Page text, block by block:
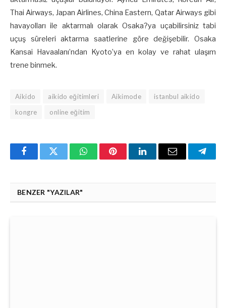
Thai Airways, Japan Airlines, China Eastern, Qatar Airways gibi
havayolları ile aktarmalı olarak Osaka?ya uçabilirsiniz tabi
uçuş süreleri aktarma saatlerine göre değişebilir. Osaka
Kansai Havaalanı’ndan Kyoto’ya en kolay ve rahat ulaşım
trene binmek.
Aikido aikido eğitimleri Aikimode
istanbul aikido
kongre
online eğitim
FacebookTwitter WhatsAppPinterestLinkedin'de
Email
BENZER "YAZILAR"